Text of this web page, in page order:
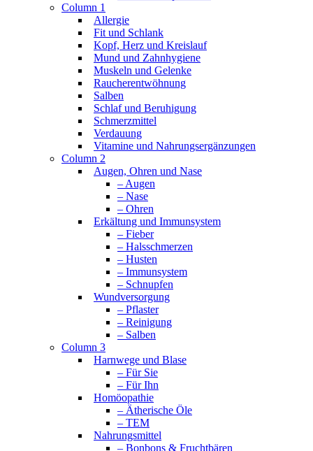
Column 1
Allergie
Fit und Schlank
Kopf, Herz und Kreislauf
Mund und Zahnhygiene
Muskeln und Gelenke
Raucherentwöhnung
Salben
Schlaf und Beruhigung
Schmerzmittel
Verdauung
Vitamine und Nahrungsergänzungen
Column 2
Augen, Ohren und Nase
– Augen
– Nase
– Ohren
Erkältung und Immunsystem
– Fieber
– Halsschmerzen
– Husten
– Immunsystem
– Schnupfen
Wundversorgung
– Pflaster
– Reinigung
– Salben
Column 3
Harnwege und Blase
– Für Sie
– Für Ihn
Homöopathie
– Ätherische Öle
– TEM
Nahrungsmittel
– Bonbons & Fruchtbären